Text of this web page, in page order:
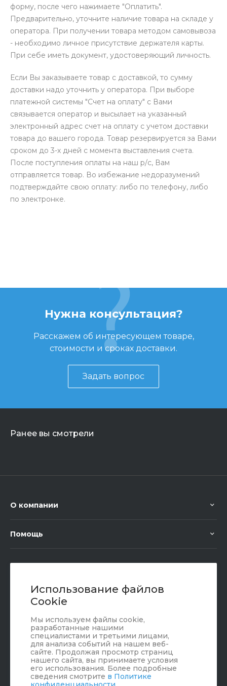
Использование файлов
Cookie
Мы используем файлы cookie,
разработанные нашими
специалистами и третьими лицами,
для анализа событий на нашем веб-
сайте. Продолжая просмотр страниц
нашего сайта, вы принимаете условия
его использования. Более подробные
сведения смотрите в Политике
форму, после чего нажимаете "Оплатить".
Предварительно, уточните наличие товара на складе у
оператора. При получении товара методом самовывоза
- необходимо личное присутствие держателя карты.
При себе иметь документ, удостоверяющий личность.
Если Вы заказываете товар с доставкой, то сумму
доставки надо уточнить у оператора. При выборе
платежной системы "Счет на оплату" с Вами
связывается оператор и высылает на указанный
электронный адрес счет на оплату с учетом доставки
товара до вашего города. Товар резервируется за Вами
сроком до 3-х дней с момента выставления счета.
После поступления оплаты на наш р/с, Вам
отправляется товар. Во избежание недоразумений
подтверждайте свою оплату: либо по телефону, либо
по электронке.
Нужна консультация?
Расскажем об интересующем товаре,
стоимости и сроках доставки.
Задать вопрос
Ранее вы смотрели
О компании
Помощь
г. Юрюзань, ул. Пролетарская, 101